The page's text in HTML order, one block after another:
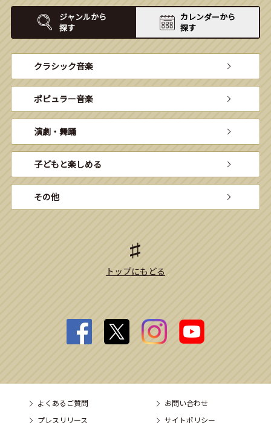
ジャンルから
探す
カレンダーから
探す
クラシック音楽
ポピュラー音楽
演劇・舞踊
子どもと楽しめる
その他
トップにもどる
よくあるご質問
お問い合わせ
プレスリリース
サイトポリシー